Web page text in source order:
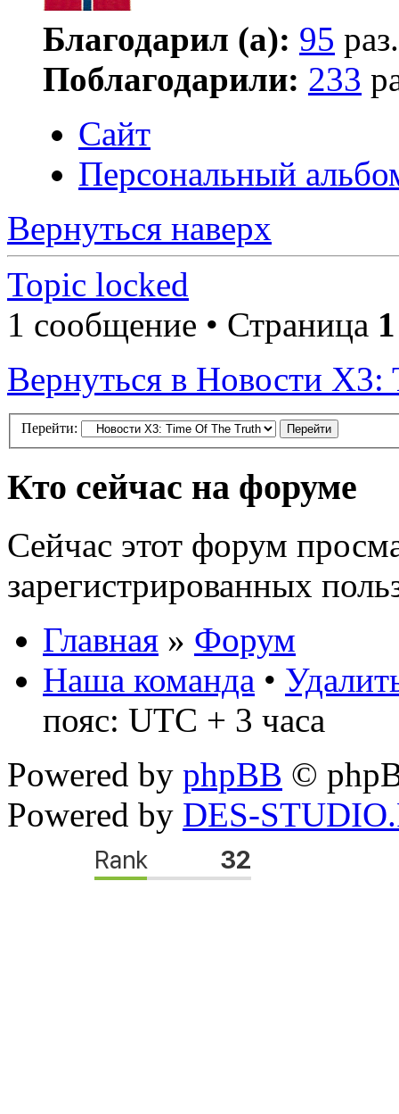
Благодарил (а): 95 раз.
Поблагодарили: 233
Сайт
Персональный
Вернуться наверх
Topic locked
1 сообщение • Страница 1
Вернуться в Новости
Перейти:
Кто сейчас на форуме
Сейчас этот форум
зарегистрированных
Главная » Форум
Наша команда •
пояс: UTC + 3 часа
Powered by phpBB ©
Powered by DES-